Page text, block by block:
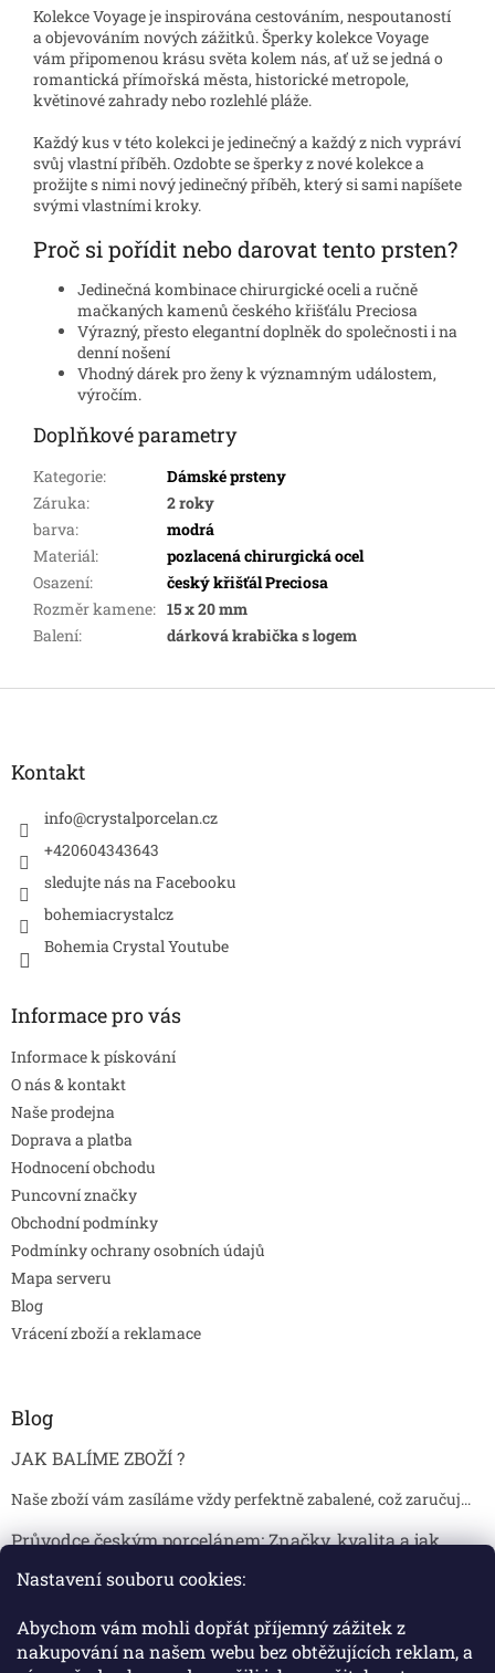
Nastavení souboru cookies:
Abychom vám mohli dopřát příjemný zážitek z
nakupování na našem webu bez obtěžujících reklam, a
Kolekce Voyage je inspirována cestováním, nespoutaností
a objevováním nových zážitků. Šperky kolekce Voyage
vám připomenou krásu světa kolem nás, ať už se jedná o
romantická přímořská města, historické metropole,
květinové zahrady nebo rozlehlé pláže.
Každý kus v této kolekci je jedinečný a každý z nich vypráví
svůj vlastní příběh. Ozdobte se šperky z nové kolekce a
prožijte s nimi nový jedinečný příběh, který si sami napíšete
svými vlastními kroky.
Proč si pořídit nebo darovat tento prsten?
Jedinečná kombinace chirurgické oceli a ručně
mačkaných kamenů českého křišťálu Preciosa
Výrazný, přesto elegantní doplněk do společnosti i na
denní nošení
Vhodný dárek pro ženy k významným událostem,
výročím.
Doplňkové parametry
Kategorie:
Dámské prsteny
Záruka:
2 roky
barva:
modrá
Materiál:
pozlacená chirurgická ocel
Osazení:
český křišťál Preciosa
Rozměr kamene: 15 x 20 mm
Balení: dárková krabička s logem
Kontakt
info@crystalporcelan.cz
+420604343643
sledujte nás na Facebooku
bohemiacrystalcz
Bohemia Crystal Youtube
Informace pro vás
Informace k pískování
O nás & kontakt
Naše prodejna
Doprava a platba
Hodnocení obchodu
Puncovní značky
Obchodní podmínky
Podmínky ochrany osobních údajů
Mapa serveru
Blog
Vrácení zboží a reklamace
Blog
JAK BALÍME ZBOŽÍ ?
Naše zboží vám zasíláme vždy perfektně zabalené, což zaručuj...
Průvodce českým porcelánem: Značky, kvalita a jak
Jak skladovat broušené sklenice, aby se nepoškodily?